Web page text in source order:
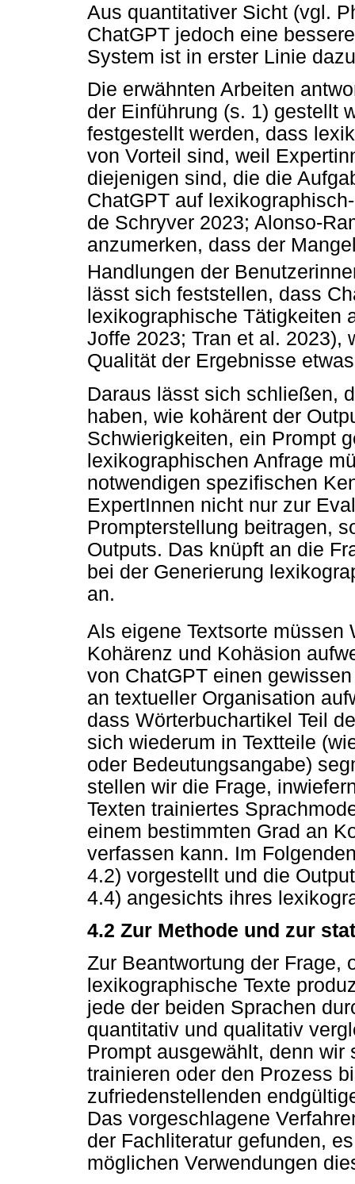
Aus quantitativer Sicht (vgl.
ChatGPT jedoch eine
System ist in erster Linie
Die erwähnten Arbeiten
der Einführung (s. 1) gestellt
festgestellt werden, dass
von Vorteil sind, weil
diejenigen sind, die die
ChatGPT auf
de Schryver 2023; Alonso-
anzumerken, dass der
Handlungen der
lässt sich feststellen, dass
lexikographische Tätigkeiten
Joffe 2023; Tran et al. 2023),
Qualität der Ergebnisse
Daraus lässt sich schließen,
haben, wie kohärent der
Schwierigkeiten, ein Prompt
lexikographischen Anfrage
notwendigen spezifischen
ExpertInnen nicht nur zur
Prompterstellung beitragen,
Outputs. Das knüpft an die
bei der Generierung
an.
Als eigene Textsorte müssen
Kohärenz und Kohäsion
von ChatGPT einen
an textueller Organisation
dass Wörterbuchartikel Teil
sich wiederum in Textteile
oder Bedeutungsangabe)
stellen wir die Frage,
Texten trainiertes
einem bestimmten Grad an
verfassen kann. Im
4.2) vorgestellt und die
4.4) angesichts ihres
4.2 Zur Methode und zur
Zur Beantwortung der Frage,
lexikographische Texte
jede der beiden Sprachen
quantitativ und qualitativ
Prompt ausgewählt, denn
trainieren oder den Prozess
zufriedenstellenden
Das vorgeschlagene
der Fachliteratur gefunden,
möglichen Verwendungen